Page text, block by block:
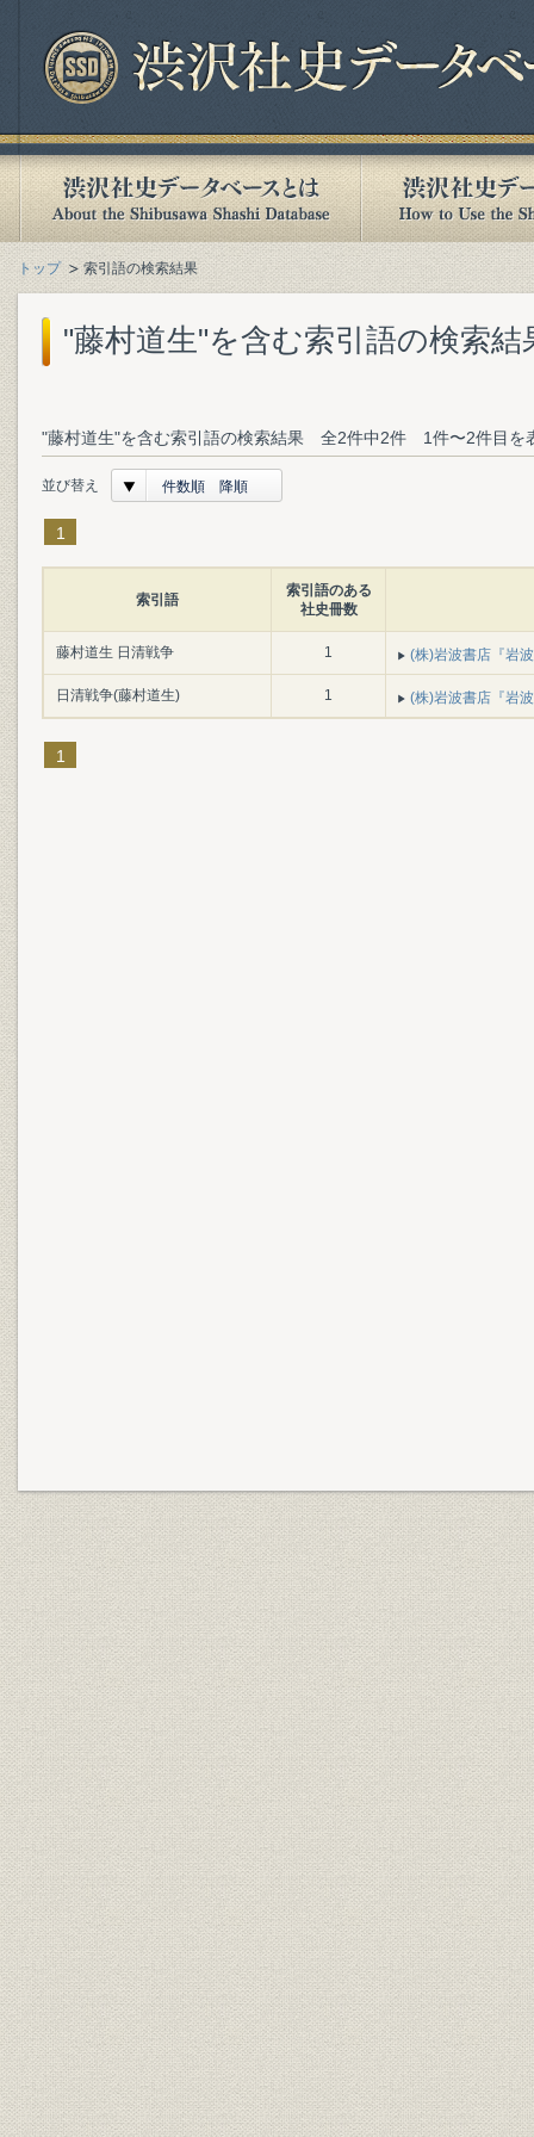
トップ 索引語の検索結果
"藤村道生"を含む索引語の検索結
"藤村道生"を含む索引語の検索結果 全2件中2件 1件〜2件目を
並び替え 件数順 降順
1
索引語
索引語のある
社史冊数
藤村道生 日清戦争 1 (株)岩波書店『岩
日清戦争(藤村道生) 1 (株)岩波書店『岩
1